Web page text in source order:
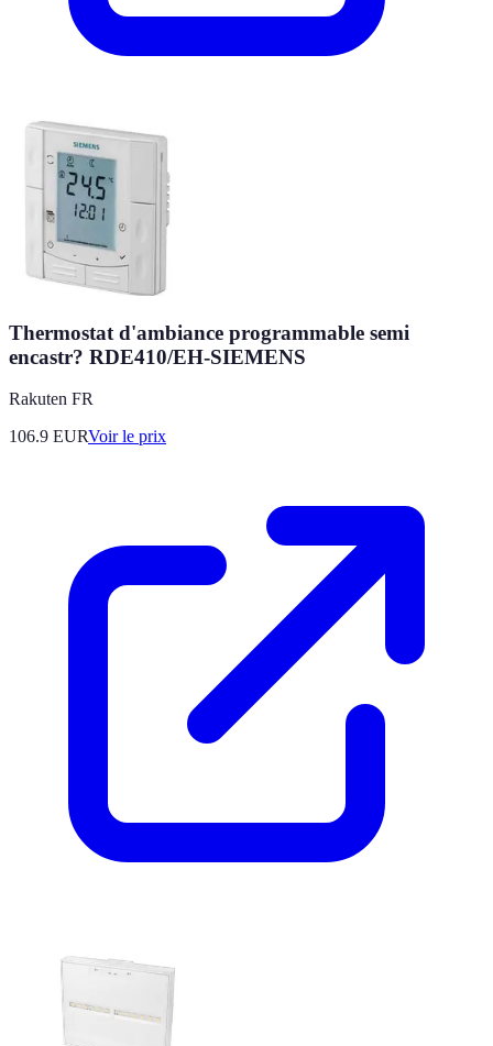
Thermostat d'ambiance programmable semi
encastr? RDE410/EH-SIEMENS
Rakuten FR
106.9 EURVoir le prix